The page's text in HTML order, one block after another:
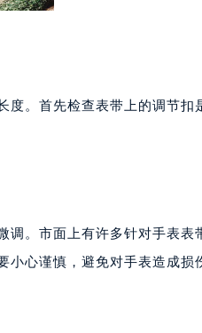
度。首先检查表带上的调节扣
调。市面上有许多针对手表表
小心谨慎，避免对手表造成损